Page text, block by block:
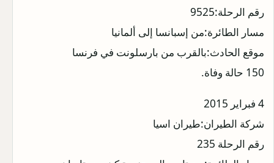
رقم الرحلة:9525
مسار الطائرة:من إسبانسا إلى ألمانيا
موقع الحادث:بالقرب من بارسلونت في فرنسا
150 حالة وفاة.
4 فبراير 2015
شركة الطيران:طيران اسيا
رقم الرحلة 235